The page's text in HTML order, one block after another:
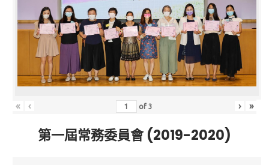
« ‹ of3 › »
第一屆常務委員會 (2019-2020)